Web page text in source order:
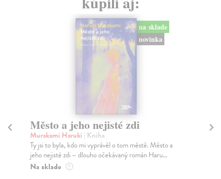
na sklade
novinka
Město a jeho nejisté zdi
Murakami Haruki | Kniha
Ty jsi to byla, kdo mi vyprávěl o tom městě. Město a
jeho nejisté zdi – dlouho očekávaný román Haru...
Na sklade ?